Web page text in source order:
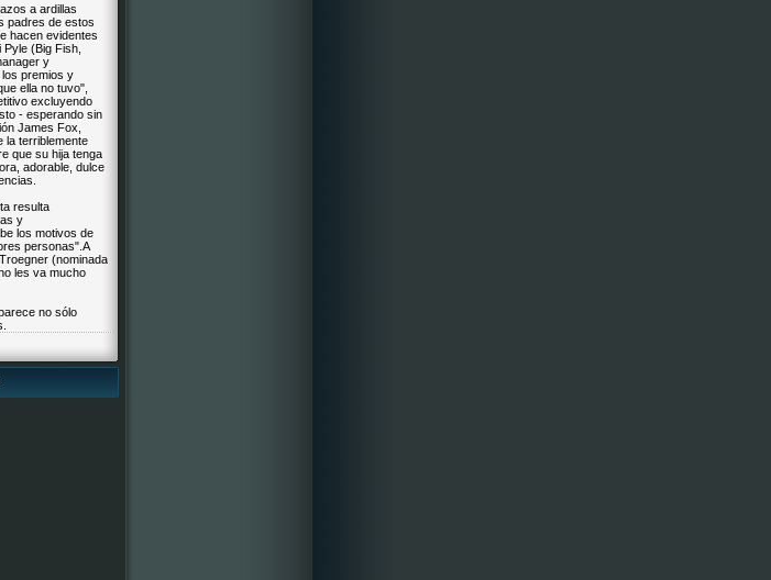
a ardillas
padres de estos
hacen evidentes
(Big Fish,
y
los premios y
ella no tuvo",
excluyendo
- esperando sin
James Fox,
la terriblemente
que su hija tenga
adorable, dulce
resulta
y
los motivos de
personas".A
(nominada
les va mucho
no sólo